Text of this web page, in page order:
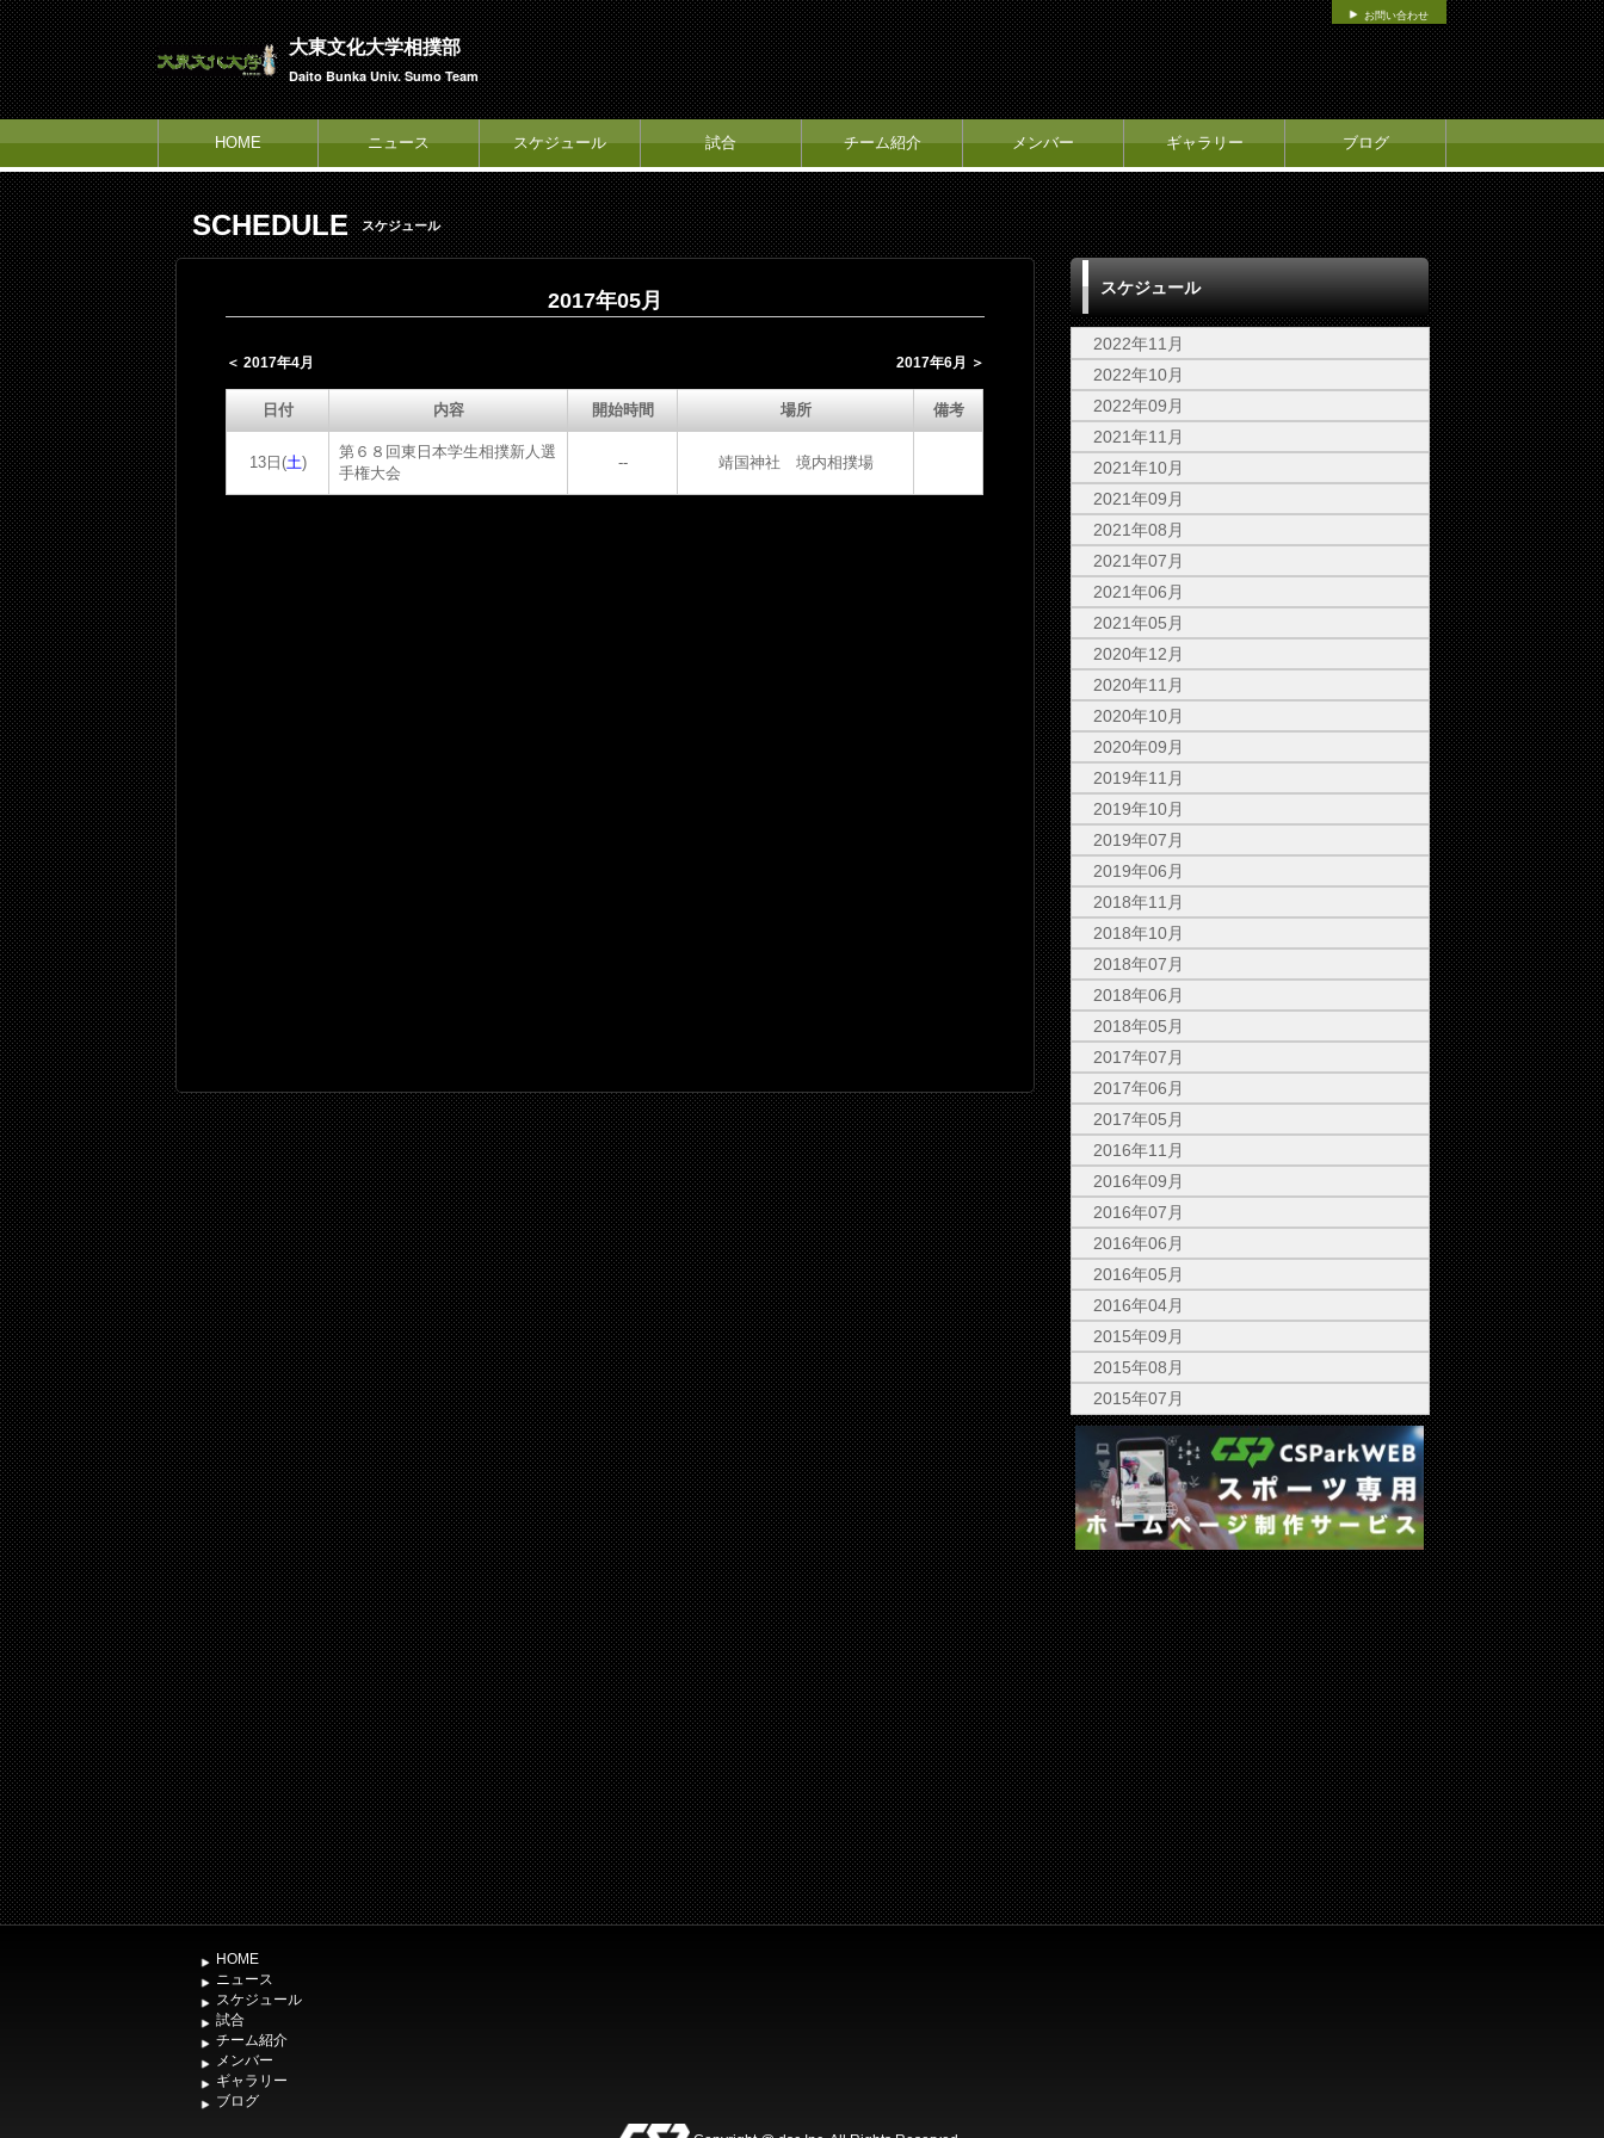
お問い合わせ
大東文化大学相撲部
Daito Bunka Univ. Sumo Team
HOME ニュース スケジュール 試合 チーム紹介 メンバー ギャラリー ブログ
SCHEDULE スケジュール
2017年05月
＜ 2017年4月 2017年6月 ＞
日付 内容 開始時間 場所 備考
13日(土)
第６８回東日本学生相撲新人選
手権大会
-- 靖国神社 境内相撲場
スケジュール
2022年11月
2022年10月
2022年09月
2021年11月
2021年10月
2021年09月
2021年08月
2021年07月
2021年06月
2021年05月
2020年12月
2020年11月
2020年10月
2020年09月
2019年11月
2019年10月
2019年07月
2019年06月
2018年11月
2018年10月
2018年07月
2018年06月
2018年05月
2017年07月
2017年06月
2017年05月
2016年11月
2016年09月
2016年07月
2016年06月
2016年05月
2016年04月
2015年09月
2015年08月
2015年07月
HOME
ニュース
スケジュール
試合
チーム紹介
メンバー
ギャラリー
ブログ